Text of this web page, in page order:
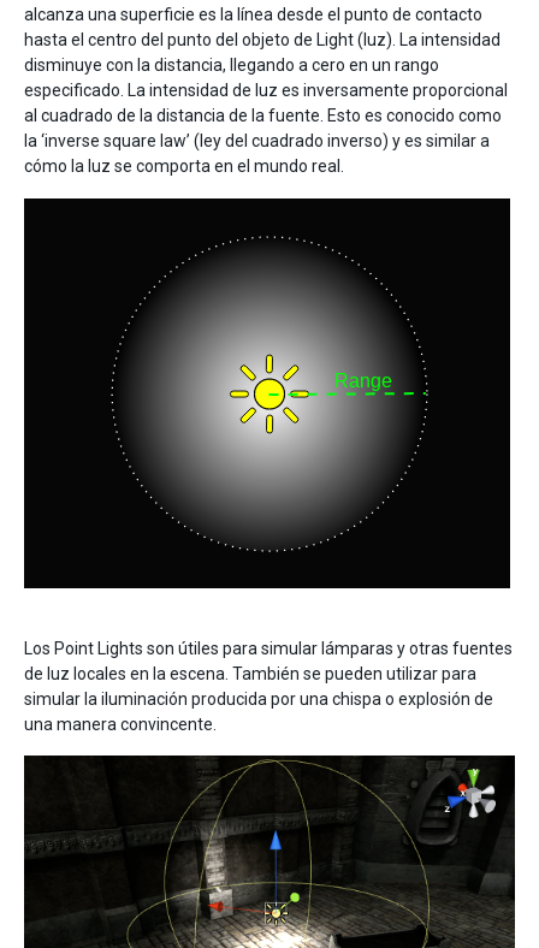
alcanza una superficie es la línea desde el punto de contacto
hasta el centro del punto del objeto de Light (luz). La intensidad
disminuye con la distancia, llegando a cero en un rango
especificado. La intensidad de luz es inversamente proporcional
al cuadrado de la distancia de la fuente. Esto es conocido como
la ‘inverse square law’ (ley del cuadrado inverso) y es similar a
cómo la luz se comporta en el mundo real.
Los Point Lights son útiles para simular lámparas y otras fuentes
de luz locales en la escena. También se pueden utilizar para
simular la iluminación producida por una chispa o explosión de
una manera convincente.